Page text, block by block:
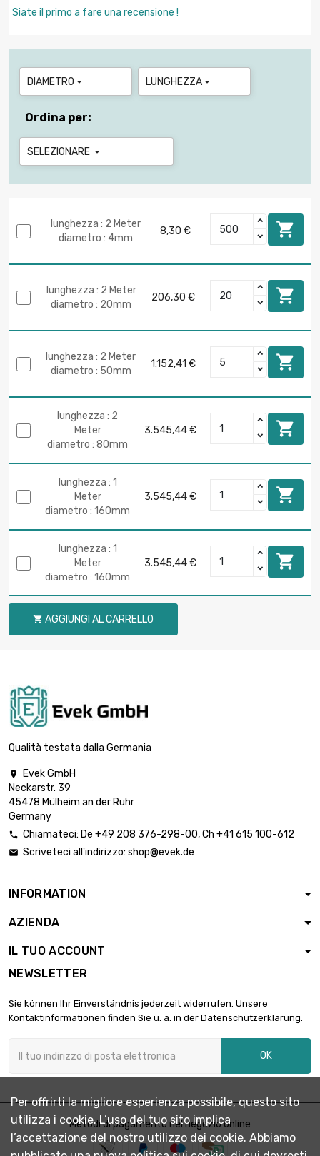
Siate il primo a fare una recensione !
DIAMETRO  LUNGHEZZA 
Ordina per:
SELEZIONARE 
lunghezza : 2 Meter
diametro : 4mm
8,30 € 
lunghezza : 2 Meter
diametro : 20mm
206,30 € 
lunghezza : 2 Meter
diametro : 50mm
1.152,41 € 
lunghezza : 2
Meter
diametro : 80mm
3.545,44 € 
lunghezza : 1
Meter
diametro : 160mm
3.545,44 € 
lunghezza : 1
Meter
diametro : 160mm
3.545,44 € 
 AGGIUNGI AL CARRELLO
Qualità testata dalla Germania

Evek GmbH
Neckarstr. 39
45478 Mülheim an der Ruhr
Germany
 Chiamateci: De +49 208 376-298-00, Ch +41 615 100-612
 Scriveteci all'indirizzo: shop@evek.de
INFORMATION
AZIENDA
IL TUO ACCOUNT
NEWSLETTER
Sie können Ihr Einverständnis jederzeit widerrufen. Unsere
Kontaktinformationen finden Sie u. a. in der Datenschutzerklärung.
OK
Metodi di pagamento nel negozio online
Per offrirti la migliore esperienza possibile, questo sito
utilizza i cookie. L’uso del tuo sito implica
l’accettazione del nostro utilizzo dei cookie. Abbiamo